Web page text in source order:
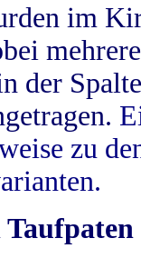
im
der
zu
Taufpaten